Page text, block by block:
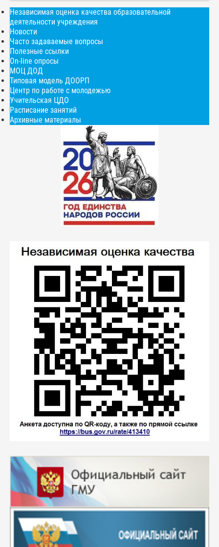
Независимая оценка качества образовательной
деятельности учреждения
Новости
Часто задаваемые вопросы
Полезные ссылки
On-line опросы
МОЦ ДОД
Типовая модель ДООРП
Центр по работе с молодежью
Учительская ЦДО
Расписание занятий
Архивные материалы